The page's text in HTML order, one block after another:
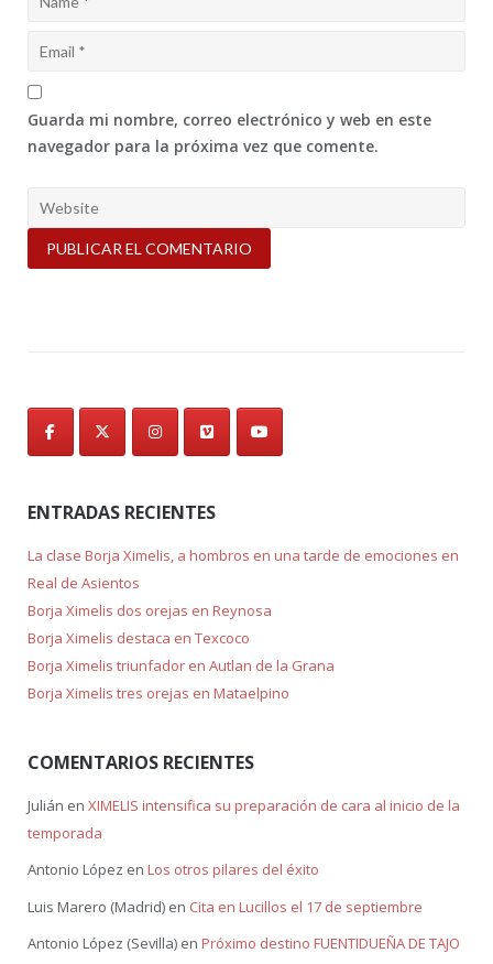
Guarda mi nombre, correo electrónico y web en este
navegador para la próxima vez que comente.
ENTRADAS RECIENTES
La clase Borja Ximelis, a hombros en una tarde de emociones en
Real de Asientos
Borja Ximelis dos orejas en Reynosa
Borja Ximelis destaca en Texcoco
Borja Ximelis triunfador en Autlan de la Grana
Borja Ximelis tres orejas en Mataelpino
COMENTARIOS RECIENTES
Julián en XIMELIS intensifica su preparación de cara al inicio de la
temporada
Antonio López en Los otros pilares del éxito
Luis Marero (Madrid)en Cita en Lucillos el 17 de septiembre
Antonio López (Sevilla)en Próximo destino FUENTIDUEÑA DE TAJO